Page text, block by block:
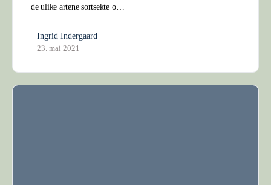
de ulike artene sortsekte o…
Ingrid Indergaard
23. mai 2021